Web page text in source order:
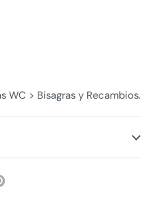
WC > Bisagras y Recambios.